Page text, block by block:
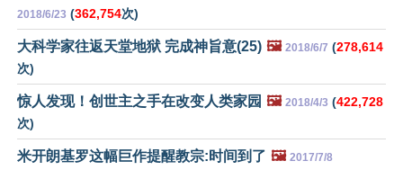
2018/6/23 (362,754次)
大科学家往返天堂地狱 完成神旨意(25) 🖼️ 2018/6/7 (278,614
次)
惊人发现！创世主之手在改变人类家园 🖼️ 2018/4/3 (422,728
次)
米开朗基罗这幅巨作提醒教宗:时间到了 🖼️ 2017/7/8